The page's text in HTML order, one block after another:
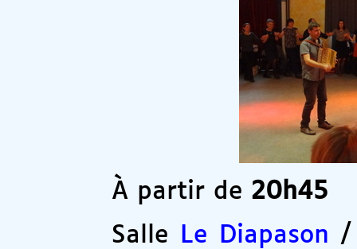
À partir de 20h45
Salle
Le Diapason /